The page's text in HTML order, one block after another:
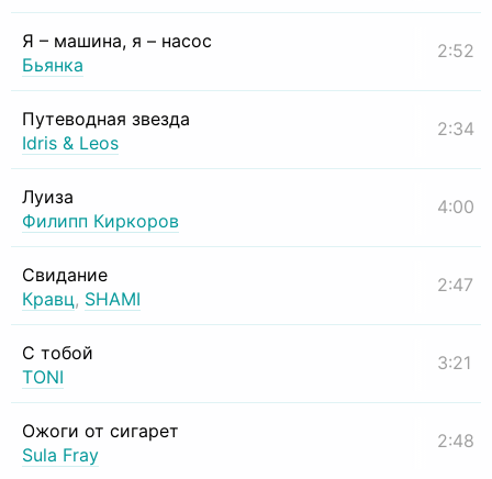
Я – машина, я – насос
Бьянка
2:52
Путеводная звезда
Idris & Leos
2:34
Луиза
Филипп Киркоров
4:00
Свидание
Кравц, SHAMI
2:47
С тобой
TONI
3:21
Ожоги от сигарет
Sula Fray
2:48